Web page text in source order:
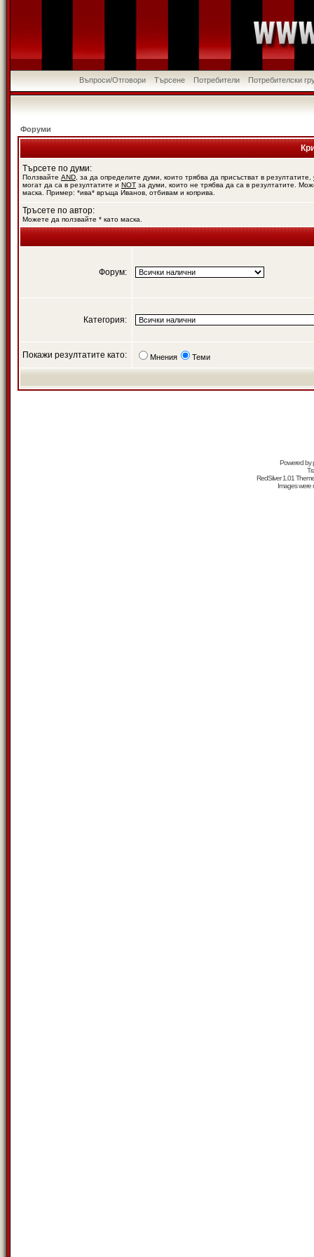
Въпроси/Отговори Търсене Потребители Потребителски
Форуми
Търсете по думи:
Ползвайте AND , за да определите думи, които трябва да присъстват в резултатите,
могат да са в резултатите и NOT за думи, които не трябва да са в резултатите.
маска. Пример: *ива* връща Иванов, отбивам и коприва.
Тръсете по автор:
Можете да ползвайте * като маска.
Форум:
Категория:
Покажи резултатите като: Мнения Теми
Powered by
RedSilver 1.01
Images were